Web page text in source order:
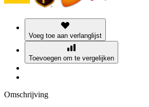
Voeg toe aan verlanglijst
Toevoegen om te vergelijken
Omschrijving